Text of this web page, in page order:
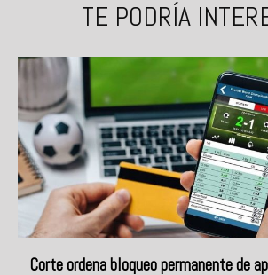
TE PODRÍA
Corte ordena bloqueo permanente de